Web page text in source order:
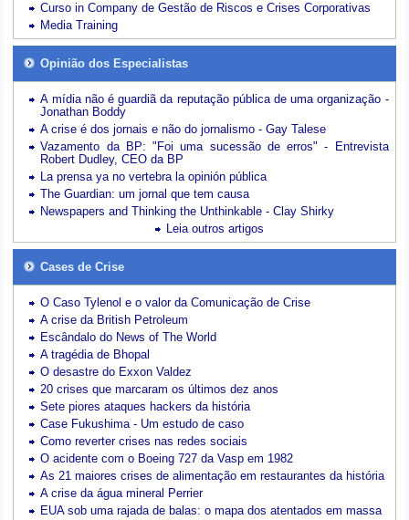
Curso in Company de Gestão de Riscos e Crises Corporativas
Media Training
Opinião dos Especialistas
A mídia não é guardiã da reputação pública de uma organização -
Jonathan Boddy
A crise é dos jornais e não do jornalismo - Gay Talese
Vazamento da BP: "Foi uma sucessão de erros" - Entrevista
Robert Dudley, CEO da BP
La prensa ya no vertebra la opinión pública
The Guardian: um jornal que tem causa
Newspapers and Thinking the Unthinkable - Clay Shirky
Leia outros artigos
Cases de Crise
O Caso Tylenol e o valor da Comunicação de Crise
A crise da British Petroleum
Escândalo do News of The World
A tragédia de Bhopal
O desastre do Exxon Valdez
20 crises que marcaram os últimos dez anos
Sete piores ataques hackers da história
Case Fukushima - Um estudo de caso
Como reverter crises nas redes sociais
O acidente com o Boeing 727 da Vasp em 1982
As 21 maiores crises de alimentação em restaurantes da história
A crise da água mineral Perrier
EUA sob uma rajada de balas: o mapa dos atentados em massa